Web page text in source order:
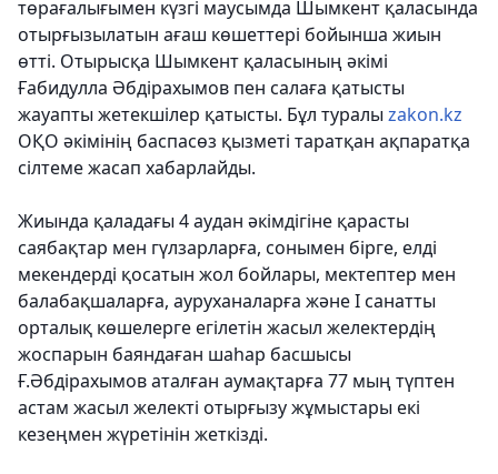
төрағалығымен күзгі маусымда Шымкент қаласында
отырғызылатын ағаш көшеттері бойынша жиын
өтті. Отырысқа Шымкент қаласының әкімі
Ғабидулла Әбдірахымов пен салаға қатысты
жауапты жетекшілер қатысты. Бұл туралы zakon.kz
ОҚО әкімінің баспасөз қызметі таратқан ақпаратқа
сілтеме жасап хабарлайды.
Жиында қаладағы 4 аудан әкімдігіне қарасты
саябақтар мен гүлзарларға, сонымен бірге, елді
мекендерді қосатын жол бойлары, мектептер мен
балабақшаларға, ауруханаларға және І санатты
орталық көшелерге егілетін жасыл желектердің
жоспарын баяндаған шаһар басшысы
Ғ.Әбдірахымов аталған аумақтарға 77 мың түптен
астам жасыл желекті отырғызу жұмыстары екі
кезеңмен жүретінін жеткізді.